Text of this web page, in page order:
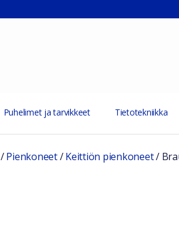
Puhelimet ja tarvikkeet Tietotekniikka
/Pienkoneet/Keittiön pienkoneet/